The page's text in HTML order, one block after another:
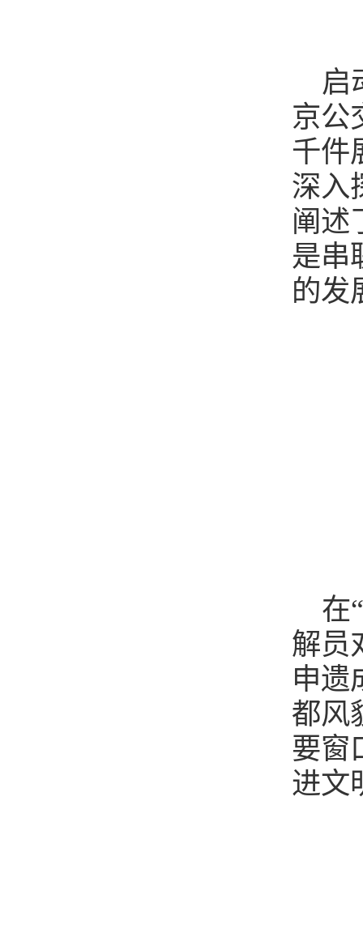
启
京公
千件
深入
阐述
是串
的发
在
解员
申遗
都风
要窗
进文